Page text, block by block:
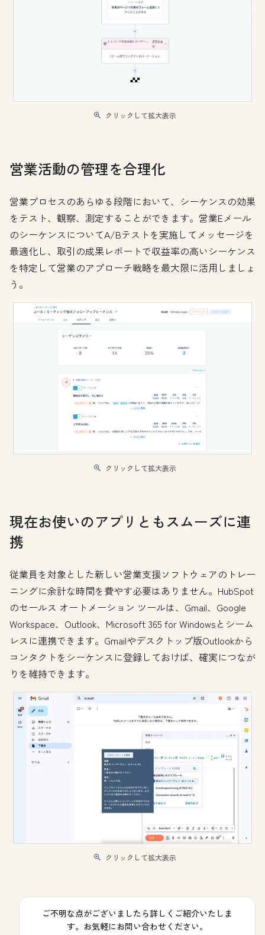
クリックして拡大表示
営業活動の管理を合理化
営業プロセスのあらゆる段階において、シーケンスの効果
をテスト、観察、測定することができます。営業Eメール
のシーケンスについてA/Bテストを実施してメッセージを
最適化し、取引の成果レポートで収益率の高いシーケンス
を特定して営業のアプローチ戦略を最大限に活用しましょ
う。
クリックして拡大表示
現在お使いのアプリともスムーズに連
携
従業員を対象とした新しい営業支援ソフトウェアのトレー
ニングに余計な時間を費やす必要はありません。HubSpot
のセールス オートメーション ツールは、Gmail、Google
Workspace、Outlook、Microsoft 365 for Windowsとシーム
レスに連携できます。Gmailやデスクトップ版Outlookから
コンタクトをシーケンスに登録しておけば、確実につなが
りを維持できます。
クリックして拡大表示
ご不明な点がございましたら詳しくご紹介いたしま
す。お気軽にお問い合わせください。